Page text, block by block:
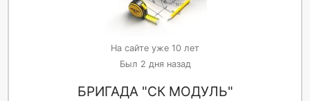
На сайте уже 10 лет
Был 2 дня назад
БРИГАДА "СК МОДУЛЬ"